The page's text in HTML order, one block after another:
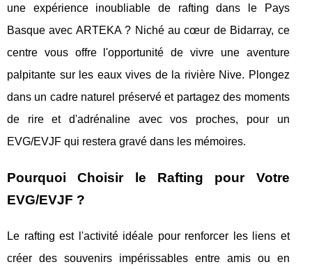
une expérience inoubliable de rafting dans le Pays
Basque avec ARTEKA ? Niché au cœur de Bidarray, ce
centre vous offre l'opportunité de vivre une aventure
palpitante sur les eaux vives de la rivière Nive. Plongez
dans un cadre naturel préservé et partagez des moments
de rire et d'adrénaline avec vos proches, pour un
EVG/EVJF qui restera gravé dans les mémoires.
Pourquoi Choisir le Rafting pour Votre
EVG/EVJF ?
Le rafting est l'activité idéale pour renforcer les liens et
créer des souvenirs impérissables entre amis ou en